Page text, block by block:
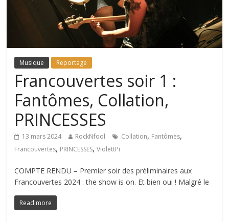
Musique Reportage
Francouvertes soir 1 :
Fantômes, Collation,
PRINCESSES
13 mars 2024 RockNfool Collation, Fantômes,
Francouvertes, PRINCESSES,ViolettPi
COMPTE RENDU – Premier soir des préliminaires aux
Francouvertes 2024 : the show is on. Et bien oui ! Malgré le
Read more